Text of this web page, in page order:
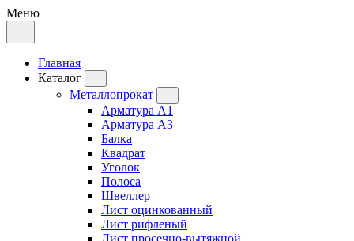
Меню
Главная
Каталог
Металлопрокат
Арматура А1
Арматура А3
Балка
Квадрат
Уголок
Полоса
Швеллер
Лист оцинкованный
Лист рифленый
Лист просечно-вытяжной